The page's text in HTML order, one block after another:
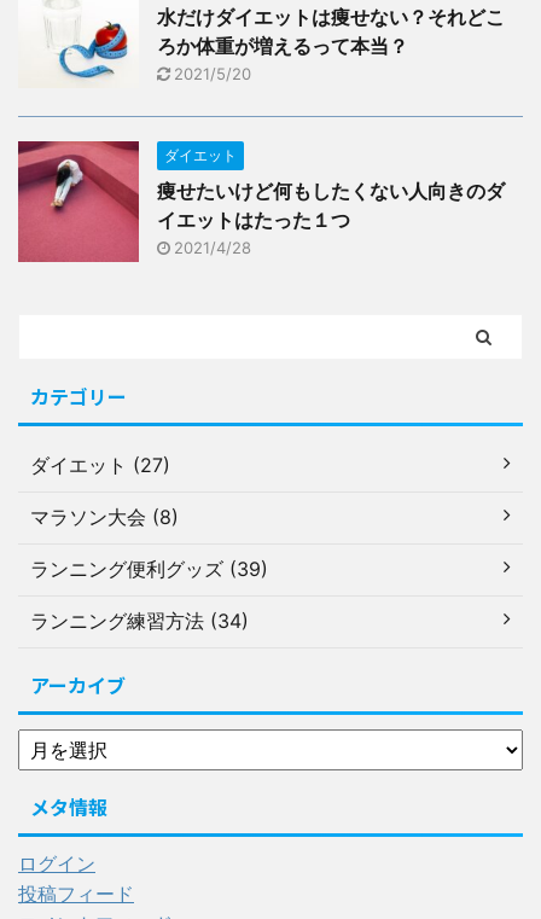
水だけダイエットは痩せない？それどこ
ろか体重が増えるって本当？
2021/5/20
ダイエット
痩せたいけど何もしたくない人向きのダ
イエットはたった１つ
2021/4/28
カテゴリー
ダイエット (27)
マラソン大会 (8)
ランニング便利グッズ (39)
ランニング練習方法 (34)
アーカイブ
メタ情報
ログイン
投稿フィード